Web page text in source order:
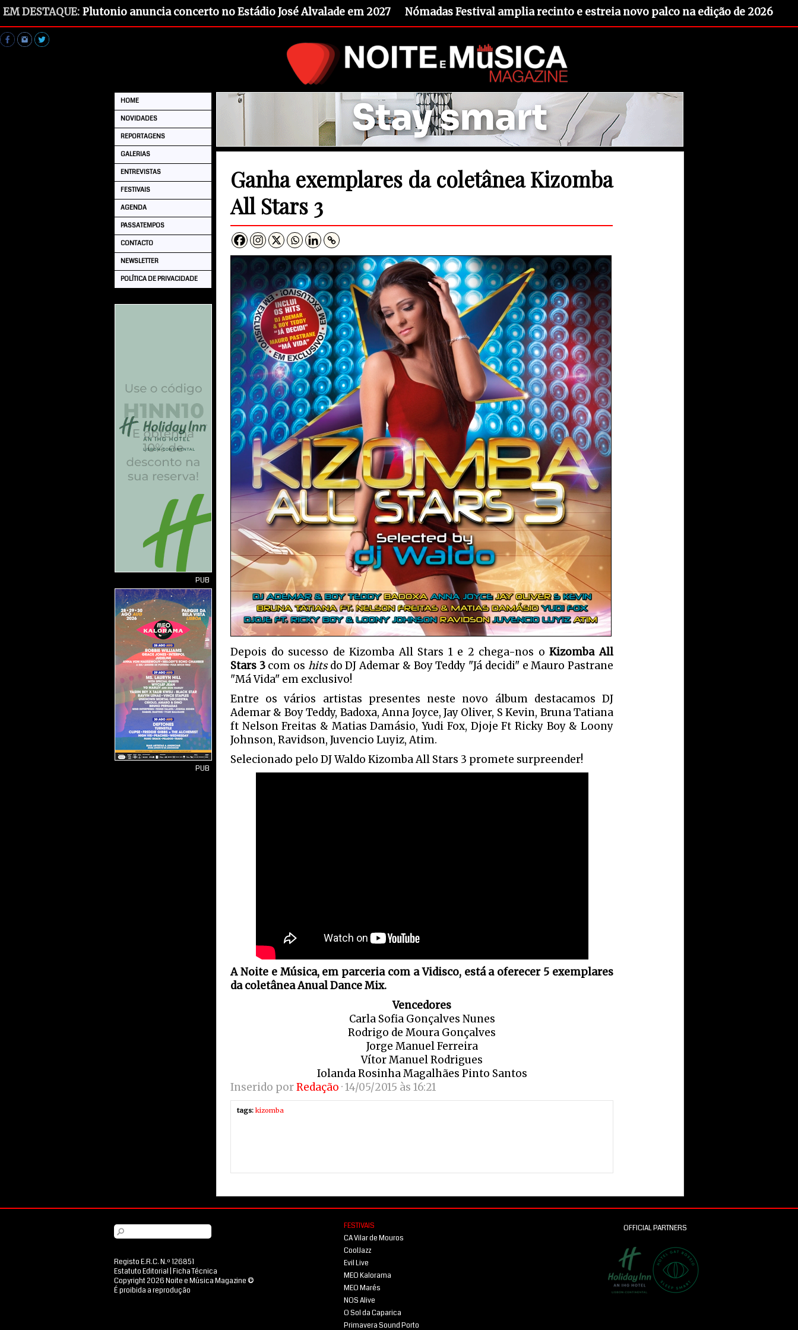
EM DESTAQUE: Plutonio anuncia concerto no Estádio José Alvalade em 2027 Nómadas Festival amplia recinto e estreia novo palco na edição de 2026
HOME
NOVIDADES
REPORTAGENS
GALERIAS
ENTREVISTAS
FESTIVAIS
AGENDA
PASSATEMPOS
CONTACTO
NEWSLETTER
POLÍTICA DE PRIVACIDADE
PUB
PUB
Ganha exemplares da coletânea Kizomba
All Stars 3
Depois do sucesso de Kizomba All Stars 1 e 2 chega-nos oKizomba All
Stars 3com os hitsdo DJ Ademar & Boy Teddy "Já decidi" e Mauro Pastrane
"Má Vida" em exclusivo!
Entre os vários artistas presentes neste novo álbum destacamos DJ
Ademar & Boy Teddy, Badoxa, Anna Joyce, Jay Oliver, S Kevin, Bruna Tatiana
ft Nelson Freitas & Matias Damásio, Yudi Fox, Djoje Ft Ricky Boy & Loony
Johnson, Ravidson, Juvencio Luyiz, Atim.
Selecionado pelo DJ Waldo Kizomba All Stars 3 promete surpreender!
A Noite e Música, em parceria com a Vidisco, está a oferecer 5 exemplares
da coletânea Anual Dance Mix.
Vencedores
Carla Sofia Gonçalves Nunes
Rodrigo de Moura Gonçalves
Jorge Manuel Ferreira
Vítor Manuel Rodrigues
Iolanda Rosinha Magalhães Pinto Santos
Inserido porRedação · 14/05/2015 às 16:21
tags: kizomba
Registo E.R.C. N.º 126851
Estatuto Editorial Ficha Técnica
Copyright 2026 Noite e Música Magazine ©
É proibida a reprodução
OFFICIAL PARTNERS
FESTIVAIS
CA Vilar de Mouros
CoolJazz
Evil Live
MEO Kalorama
MEO Marés
NOS Alive
O Sol da Caparica
Primavera Sound Porto